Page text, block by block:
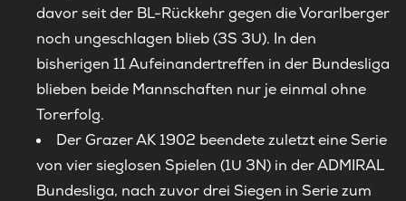
davor seit der BL-Rückkehr gegen die Vorarlberger
noch ungeschlagen blieb (3S 3U). In den
bisherigen 11 Aufeinandertreffen in der Bundesliga
blieben beide Mannschaften nur je einmal ohne
Torerfolg.
Der Grazer AK 1902 beendete zuletzt eine Serie
von vier sieglosen Spielen (1U 3N) in der ADMIRAL
Bundesliga, nach zuvor drei Siegen in Serie zum